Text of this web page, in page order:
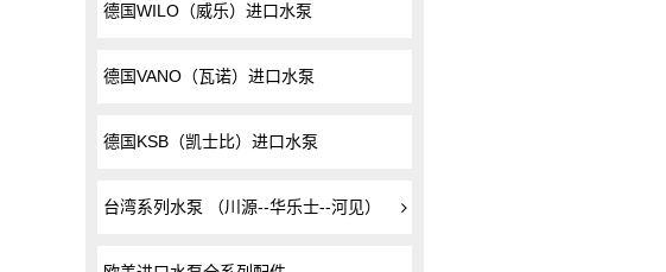
德国WILO（威乐）进口水泵
德国VANO（瓦诺）进口水泵
德国KSB（凯士比）进口水泵
台湾系列水泵 （川源--华乐士--河见）